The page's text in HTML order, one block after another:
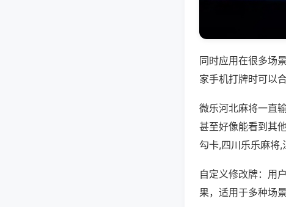
同时应用在很多场
家手机打牌时可以
微乐河北麻将一直
甚至好像能看到其
勾卡,四川乐乐麻将,
自定义修改牌：用
果，适用于多种场